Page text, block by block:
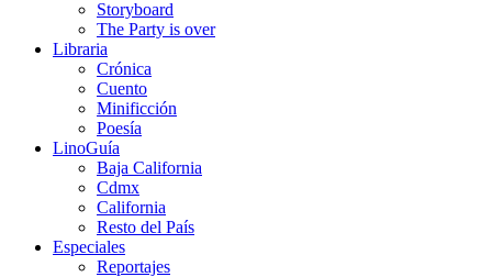
Storyboard
The Party is over
Libraria
Crónica
Cuento
Minificción
Poesía
LinoGuía
Baja California
Cdmx
California
Resto del País
Especiales
Reportajes